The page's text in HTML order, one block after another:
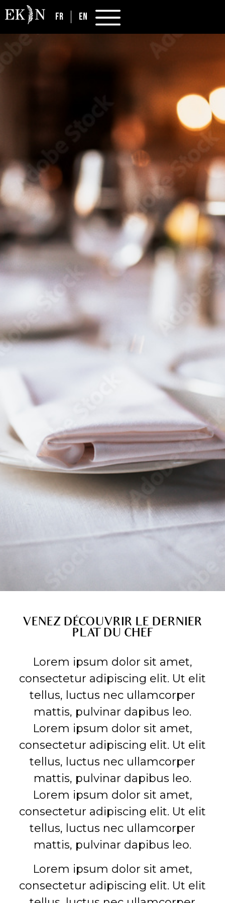
FR EN
VENEZ DÉCOUVRIR LE DERNIER
PLAT DU CHEF
Lorem ipsum dolor sit amet,
consectetur adipiscing elit. Ut elit
tellus, luctus nec ullamcorper
mattis, pulvinar dapibus leo.
Lorem ipsum dolor sit amet,
consectetur adipiscing elit. Ut elit
tellus, luctus nec ullamcorper
mattis, pulvinar dapibus leo.
Lorem ipsum dolor sit amet,
consectetur adipiscing elit. Ut elit
tellus, luctus nec ullamcorper
mattis, pulvinar dapibus leo.
Lorem ipsum dolor sit amet,
consectetur adipiscing elit. Ut elit